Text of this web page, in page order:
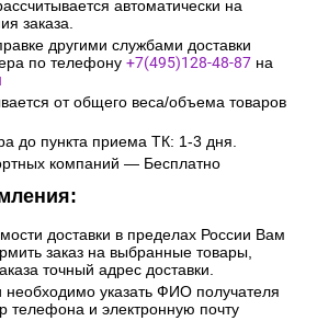
автоматически на
заказа.
другими службами доставки
по телефону +7(495)128-48-87 на
от общего веса/объема товаров
до пункта приема ТК: 1-3 дня.
компаний — Бесплатно
доставки в пределах России Вам
заказ на выбранные товары,
точный адрес доставки.
указать ФИО получателя
телефона и электронную почту